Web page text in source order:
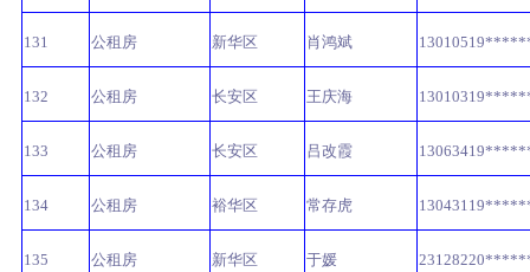
131 公租房 新华区 肖鸿斌
132 公租房 长安区 王庆海
133 公租房 长安区 吕改霞
134 公租房 裕华区 常存虎
135 公租房 新华区 于媛